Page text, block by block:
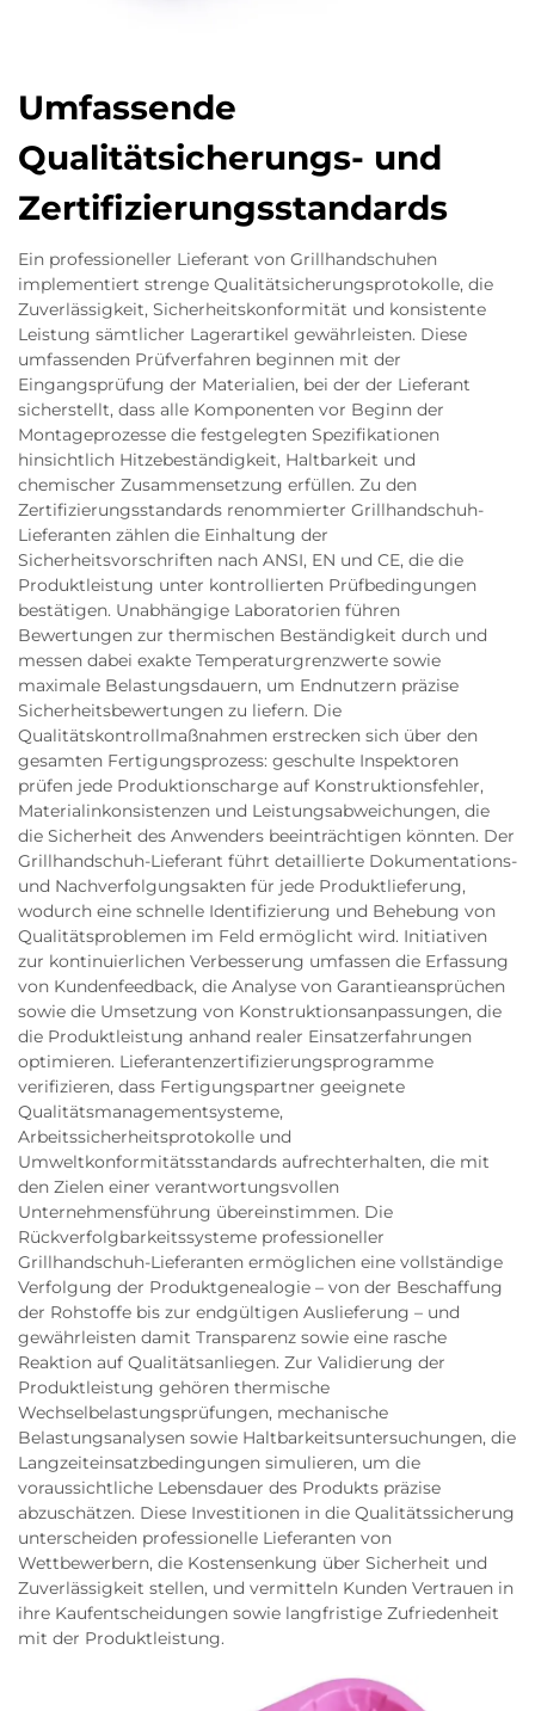
Umfassende
Qualitätsicherungs- und
Zertifizierungsstandards
Ein professioneller Lieferant von Grillhandschuhen
implementiert strenge Qualitätsicherungsprotokolle, die
Zuverlässigkeit, Sicherheitskonformität und konsistente
Leistung sämtlicher Lagerartikel gewährleisten. Diese
umfassenden Prüfverfahren beginnen mit der
Eingangsprüfung der Materialien, bei der der Lieferant
sicherstellt, dass alle Komponenten vor Beginn der
Montageprozesse die festgelegten Spezifikationen
hinsichtlich Hitzebeständigkeit, Haltbarkeit und
chemischer Zusammensetzung erfüllen. Zu den
Zertifizierungsstandards renommierter Grillhandschuh-
Lieferanten zählen die Einhaltung der
Sicherheitsvorschriften nach ANSI, EN und CE, die die
Produktleistung unter kontrollierten Prüfbedingungen
bestätigen. Unabhängige Laboratorien führen
Bewertungen zur thermischen Beständigkeit durch und
messen dabei exakte Temperaturgrenzwerte sowie
maximale Belastungsdauern, um Endnutzern präzise
Sicherheitsbewertungen zu liefern. Die
Qualitätskontrollmaßnahmen erstrecken sich über den
gesamten Fertigungsprozess: geschulte Inspektoren
prüfen jede Produktionscharge auf Konstruktionsfehler,
Materialinkonsistenzen und Leistungsabweichungen, die
die Sicherheit des Anwenders beeinträchtigen könnten. Der
Grillhandschuh-Lieferant führt detaillierte Dokumentations-
und Nachverfolgungsakten für jede Produktlieferung,
wodurch eine schnelle Identifizierung und Behebung von
Qualitätsproblemen im Feld ermöglicht wird. Initiativen
zur kontinuierlichen Verbesserung umfassen die Erfassung
von Kundenfeedback, die Analyse von Garantieansprüchen
sowie die Umsetzung von Konstruktionsanpassungen, die
die Produktleistung anhand realer Einsatzerfahrungen
optimieren. Lieferantenzertifizierungsprogramme
verifizieren, dass Fertigungspartner geeignete
Qualitätsmanagementsysteme,
Arbeitssicherheitsprotokolle und
Umweltkonformitätsstandards aufrechterhalten, die mit
den Zielen einer verantwortungsvollen
Unternehmensführung übereinstimmen. Die
Rückverfolgbarkeitssysteme professioneller
Grillhandschuh-Lieferanten ermöglichen eine vollständige
Verfolgung der Produktgenealogie – von der Beschaffung
der Rohstoffe bis zur endgültigen Auslieferung – und
gewährleisten damit Transparenz sowie eine rasche
Reaktion auf Qualitätsanliegen. Zur Validierung der
Produktleistung gehören thermische
Wechselbelastungsprüfungen, mechanische
Belastungsanalysen sowie Haltbarkeitsuntersuchungen, die
Langzeiteinsatzbedingungen simulieren, um die
voraussichtliche Lebensdauer des Produkts präzise
abzuschätzen. Diese Investitionen in die Qualitätssicherung
unterscheiden professionelle Lieferanten von
Wettbewerbern, die Kostensenkung über Sicherheit und
Zuverlässigkeit stellen, und vermitteln Kunden Vertrauen in
ihre Kaufentscheidungen sowie langfristige Zufriedenheit
mit der Produktleistung.